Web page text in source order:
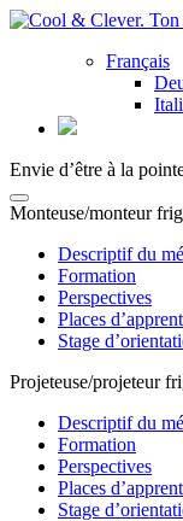
Français
Envie d’être à la
Monteuse/monteur
Descriptif du
Formation
Perspectives
Places
Stage
Projeteuse/projeteur
Descriptif du
Formation
Perspectives
Places
Stage